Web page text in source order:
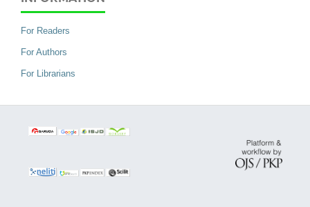
For Readers
For Authors
For Librarians